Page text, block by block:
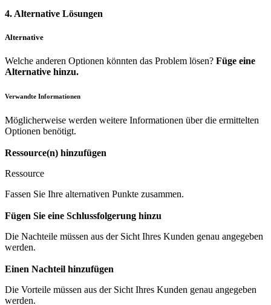
4. Alternative Lösungen
Alternative
Welche anderen Optionen könnten das Problem lösen? Füge eine
Alternative hinzu.
Verwandte Informationen
Möglicherweise werden weitere Informationen über die ermittelten
Optionen benötigt.
Ressource(n) hinzufügen
Ressource
Fassen Sie Ihre alternativen Punkte zusammen.
Fügen Sie eine Schlussfolgerung hinzu
Die Nachteile müssen aus der Sicht Ihres Kunden genau angegeben
werden.
Einen Nachteil hinzufügen
Die Vorteile müssen aus der Sicht Ihres Kunden genau angegeben
werden.